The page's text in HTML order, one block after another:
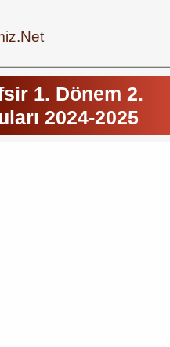
1. Dönem 2.
2024-2025